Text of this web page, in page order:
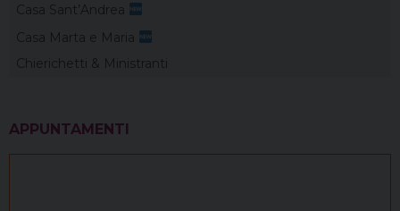
Casa Sant’Andrea
Casa Marta e Maria
Chierichetti & Ministranti
APPUNTAMENTI